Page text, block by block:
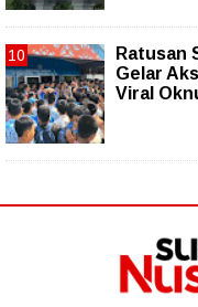
Ratusan
Gelar
Viral